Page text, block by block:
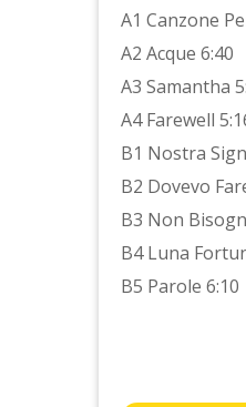
A1 Canzone
A2 Acque 6:40
A3 Samantha
A4 Farewell
B1 Nostra
B2 Dovevo
B3 Non
B4 Luna
B5 Parole 6:10